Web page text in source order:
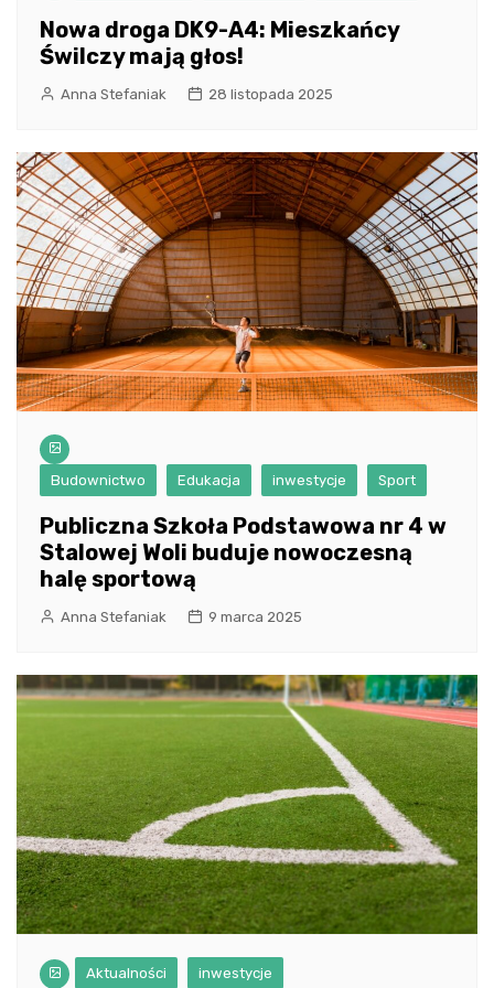
Nowa droga DK9-A4: Mieszkańcy
Świlczy mają głos!
Anna Stefaniak 28 listopada 2025
Budownictwo Edukacja inwestycje Sport
Publiczna Szkoła Podstawowa nr 4 w
Stalowej Woli buduje nowoczesną
halę sportową
Anna Stefaniak 9 marca 2025
Aktualności inwestycje